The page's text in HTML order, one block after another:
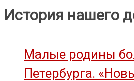
История нашего
Малые родины
Петербурга.